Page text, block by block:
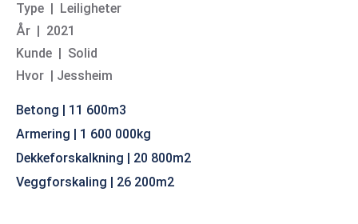
Type | Leiligheter
År | 2021
Kunde | Solid
Hvor | Jessheim
Betong | 11 600m3
Armering | 1 600 000kg
Dekkeforskalkning | 20 800m2
Veggforskaling | 26 200m2